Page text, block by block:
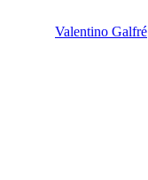
Valentino Galfré